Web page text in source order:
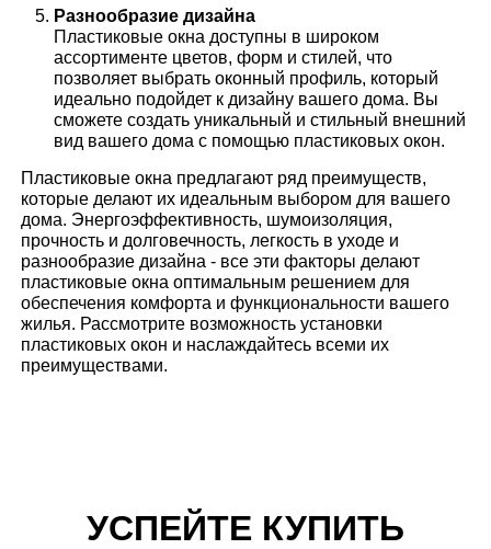
Разнообразие дизайна
Пластиковые окна доступны в широком
ассортименте цветов, форм и стилей, что
позволяет выбрать оконный профиль, который
идеально подойдет к дизайну вашего дома. Вы
сможете создать уникальный и стильный внешний
вид вашего дома с помощью пластиковых окон.
Пластиковые окна предлагают ряд преимуществ,
которые делают их идеальным выбором для вашего
дома. Энергоэффективность, шумоизоляция,
прочность и долговечность, легкость в уходе и
разнообразие дизайна - все эти факторы делают
пластиковые окна оптимальным решением для
обеспечения комфорта и функциональности вашего
жилья. Рассмотрите возможность установки
пластиковых окон и наслаждайтесь всеми их
преимуществами.
УСПЕЙТЕ КУПИТЬ